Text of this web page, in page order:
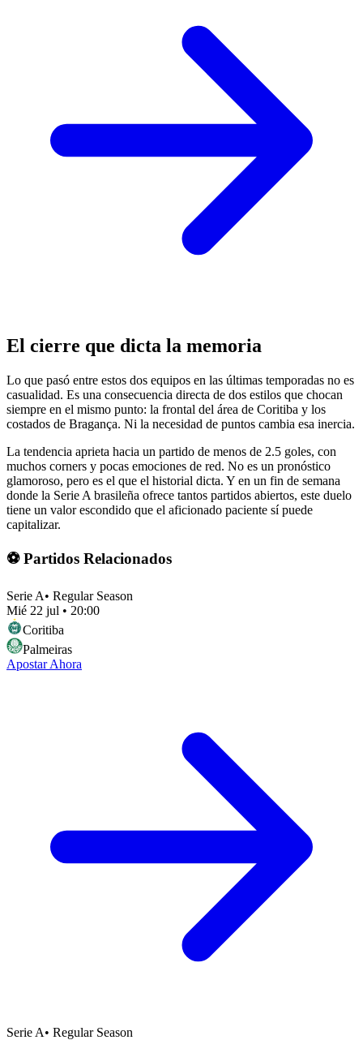
El cierre que dicta la memoria
Lo que pasó entre estos dos equipos en las últimas temporadas no es
casualidad. Es una consecuencia directa de dos estilos que chocan
siempre en el mismo punto: la frontal del área de Coritiba y los
costados de Bragança. Ni la necesidad de puntos cambia esa inercia.
La tendencia aprieta hacia un partido de menos de 2.5 goles, con
muchos corners y pocas emociones de red. No es un pronóstico
glamoroso, pero es el que el historial dicta. Y en un fin de semana
donde la Serie A brasileña ofrece tantos partidos abiertos, este duelo
tiene un valor escondido que el aficionado paciente sí puede
capitalizar.
⚽ Partidos Relacionados
Serie A• Regular Season
Mié 22 jul • 20:00
Coritiba
Palmeiras
Apostar Ahora
Serie A• Regular Season